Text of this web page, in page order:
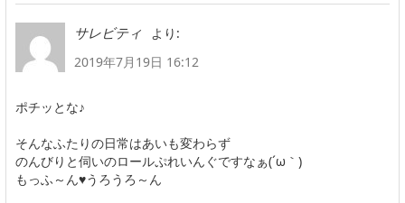
サレビティ
より:
2019年7月19日 16:12
ポチッとな♪
そんなふたりの日常はあいも変わらず
のんびりと伺いのロールぷれいんぐですなぁ(´ω｀)
もっふ～ん♥うろうろ～ん